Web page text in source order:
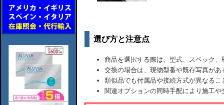
選び方と注意点
商品を選択する際は、型式、スペック
交換の場合は、現物型番や既存写真が
類似品でも付属品や接続方式が異なるこ
関連オプションの同時手配により施工